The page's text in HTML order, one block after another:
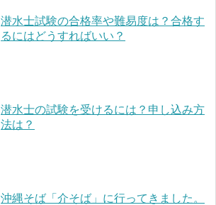
潜水士試験の合格率や難易度は？合格す
るにはどうすればいい？
潜水士の試験を受けるには？申し込み方
法は？
沖縄そば「介そば」に行ってきました。